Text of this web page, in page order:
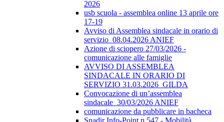
2026
usb scuola - assemblea online 13 aprile ore
17-19
Avviso di Assemblea sindacale in orario di
servizio_08.04.2026 ANIEF
Azione di sciopero 27/03/2026 -
comunicazione alle famiglie
AVVISO DI ASSEMBLEA
SINDACALE IN ORARIO DI
SERVIZIO 31.03.2026_GILDA
Convocazione di un’assemblea
sindacale_30/03/2026 ANIEF
comunicazione da pubblicare in bacheca